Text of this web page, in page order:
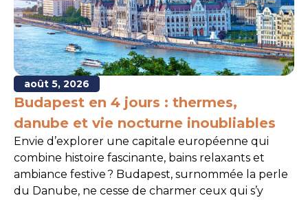
août 5, 2026
Budapest en 4 jours : thermes,
danube et vie nocturne inoubliables
Envie d’explorer une capitale européenne qui
combine histoire fascinante, bains relaxants et
ambiance festive ? Budapest, surnommée la perle
du Danube, ne cesse de charmer ceux qui s’y